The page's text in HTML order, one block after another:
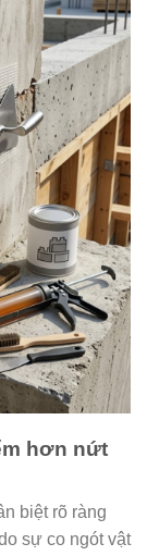
hơn nứt
biệt rõ ràng
sự co ngót vật